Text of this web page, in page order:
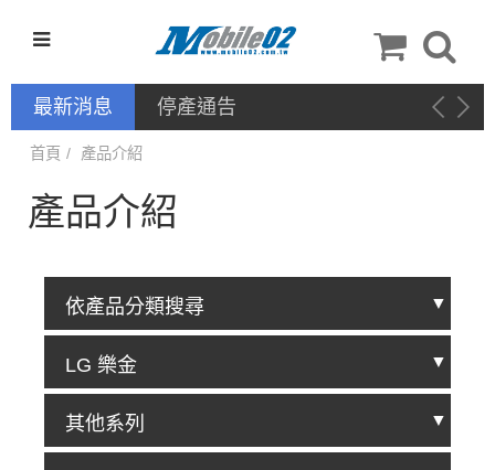
最新消息 停產通告
首頁 產品介紹
產品介紹